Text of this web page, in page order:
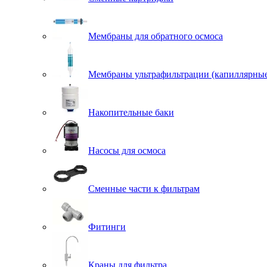
Мембраны для обратного осмоса
Мембраны ультрафильтрации
Накопительные баки
Насосы для осмоса
Сменные части к фильтрам
Фитинги
Краны для фильтра